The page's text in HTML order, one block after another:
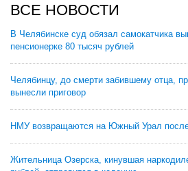
ВСЕ НОВОСТИ
В Челябинске суд обязал самокатчика
пенсионерке 80 тысяч рублей
Челябинцу, до смерти забившему отца,
вынесли приговор
НМУ возвращаются на Южный Урал
Жительница Озерска, кинувшая